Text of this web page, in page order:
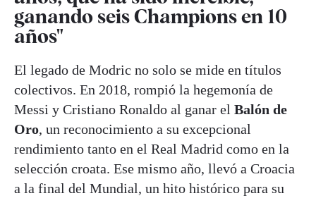
ganando seis Champions en 10
años"
El legado de Modric no solo se mide en títulos
colectivos. En 2018, rompió la hegemonía de
Messi y Cristiano Ronaldo al ganar el Balón de
Oro, un reconocimiento a su excepcional
rendimiento tanto en el Real Madrid como en la
selección croata. Ese mismo año, llevó a Croacia
a la final del Mundial, un hito histórico para su